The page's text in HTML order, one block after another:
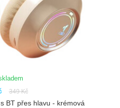
349 Kč
BT přes hlavu - krémová